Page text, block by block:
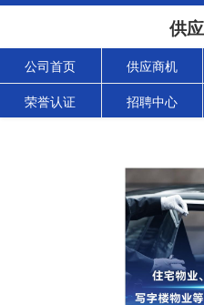
供
公司首页 供应商机
荣誉认证 招聘中心